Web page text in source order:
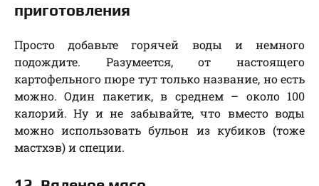
приготовления
Просто добавьте горячей воды и немного
подождите. Разумеется, от настоящего
картофельного пюре тут только название, но есть
можно. Один пакетик, в среднем – около 100
калорий. Ну и не забывайте, что вместо воды
можно использовать бульон из кубиков (тоже
мастхэв) и специи.